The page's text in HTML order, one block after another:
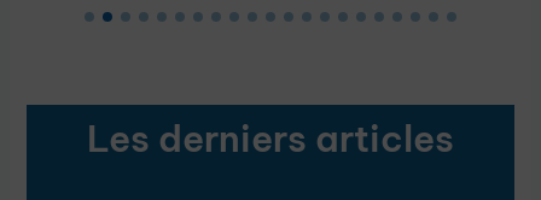
Les derniers articles